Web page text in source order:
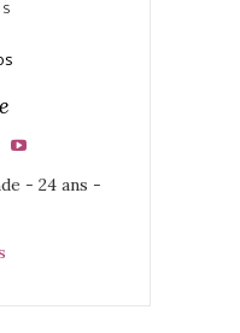
- 24 ans -